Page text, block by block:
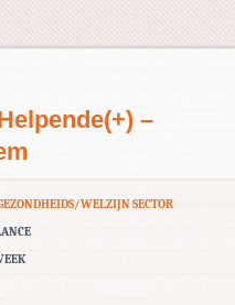
–
WELZIJN SECTOR